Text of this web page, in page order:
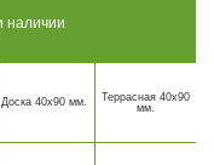
наличии
Доска 40х90 мм.
Террасная 40х90
мм.